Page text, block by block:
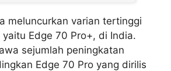
meluncurkan varian tertinggi
Edge 70 Pro+, di India.
sejumlah peningkatan
Edge 70 Pro yang dirilis